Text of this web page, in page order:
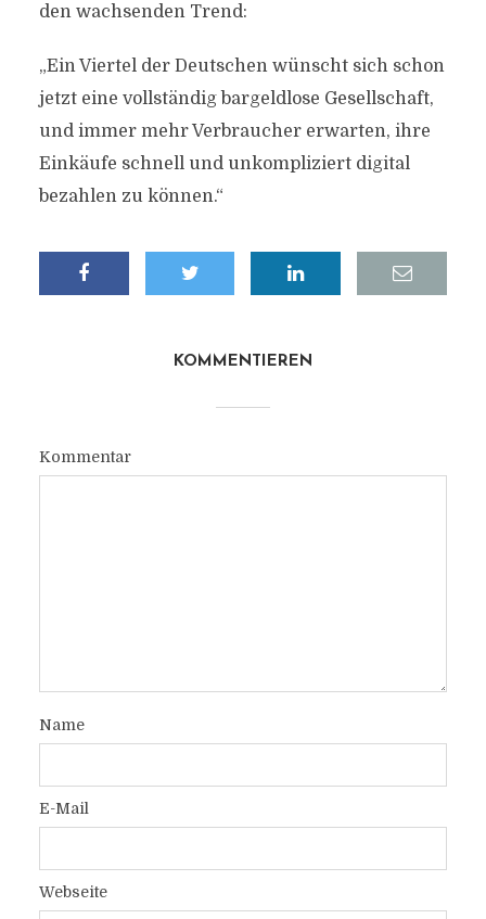
den wachsenden Trend:
„Ein Viertel der Deutschen wünscht sich schon
jetzt eine vollständig bargeldlose Gesellschaft,
und immer mehr Verbraucher erwarten, ihre
Einkäufe schnell und unkompliziert digital
bezahlen zu können.“
KOMMENTIEREN
Kommentar
Name
E-Mail
Webseite